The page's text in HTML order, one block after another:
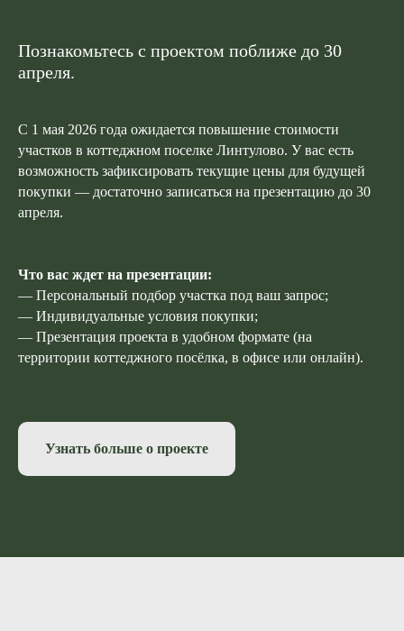
Познакомьтесь с проектом поближе до 30
апреля.
С 1 мая 2026 года ожидается повышение стоимости
участков в коттеджном поселке Линтулово. У вас есть
возможность зафиксировать текущие цены для будущей
покупки — достаточно записаться на презентацию до 30
апреля.
Что вас ждет на презентации:
— Персональный подбор участка под ваш запрос;
— Индивидуальные условия покупки;
— Презентация проекта в удобном формате (на
территории коттеджного посёлка, в офисе или онлайн).
Узнать больше о проекте